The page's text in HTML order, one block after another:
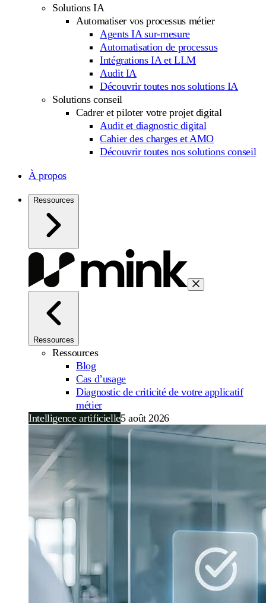
Solutions IA
Automatiser vos processus métier
Agents IA sur-mesure
Automatisation de processus
Intégrations IA et LLM
Audit IA
Découvrir toutes nos solutions IA
Solutions conseil
Cadrer et piloter votre projet digital
Audit et diagnostic digital
Cahier des charges et AMO
Découvrir toutes nos solutions conseil
À propos
Ressources
Ressources
Ressources
Blog
Cas d’usage
Diagnostic de criticité de votre applicatif
métier
Intelligence artificielle5 août 2026